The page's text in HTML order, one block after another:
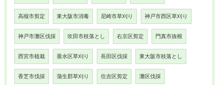
高槻市剪定 東大阪市消毒 尼崎市草刈り 神戸市西区草刈り
神戸市灘区伐採 吹田市枝落とし 右京区剪定 門真市抜根
西宮市植栽 垂水区草刈り 長田区伐採 東大阪市枝落とし
香芝市伐採 蒲生郡草刈り 住吉区剪定 灘区伐採